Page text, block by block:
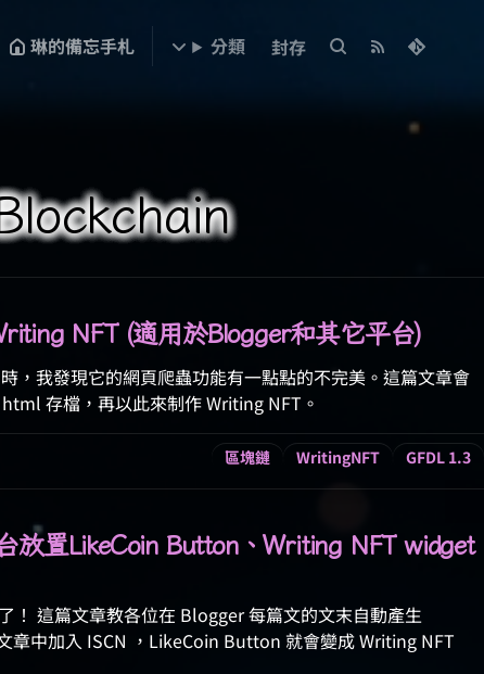
琳的備忘手札 分類 封存
NFT (適用於Blogger和其它平台)
，我發現它的網頁爬蟲功能有一點點的不完美。這篇文章會
存檔，再以此來制作 Writing NFT。
區塊鏈 WritingNFT GFDL 1.3
放置LikeCoin Button、Writing NFT widget
！ 這篇文章教各位在 Blogger 每篇文的文末自動產生
章中加入 ISCN ，LikeCoin Button 就會變成 Writing NFT